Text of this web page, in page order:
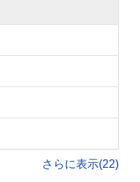
さらに表示(22)